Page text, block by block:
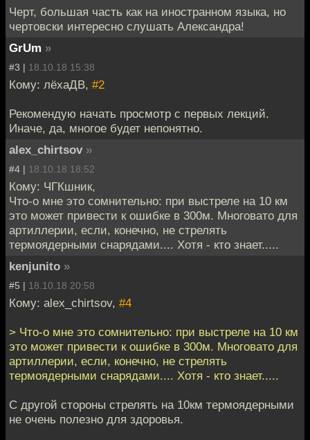
Черт, большая часть как на иностранном языка, но
чертовски интересно слушать Александра!
GrUm »
#3 | 18.10.18 15:38
Кому: лёхаДВ, #2
Рекомендую начать просмотр с первых лекций.
Иначе, да, многое будет непонятно.
alex_chirtsov »
#4 | 18.10.18 18:52
Кому: ЧГКшник,
Что-о мне это сомнительно: при выстреле на 10 км
это может привести к ошибке в 300м. Многовато для
артиллерии, если, конечно, не стрелять
термоядерными снарядами.... Хотя - кто знает.....
kenjunito »
#5 | 18.10.18 20:58
Кому: alex_chirtsov, #4
> Что-о мне это сомнительно: при выстреле на 10 км
это может привести к ошибке в 300м. Многовато для
артиллерии, если, конечно, не стрелять
термоядерными снарядами.... Хотя - кто знает.....
С другой стороны стрелять на 10км термоядерными
не очень полезно для здоровья.